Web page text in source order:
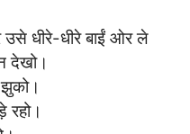
उसे धीरे-धीरे बाईं ओर ले
देखो।
झुको।
रहो।